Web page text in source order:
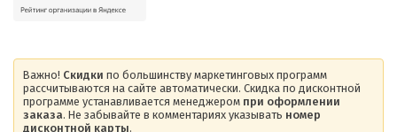
Важно! Скидки по большинству маркетинговых программ
рассчитываются на сайте автоматически. Скидка по дисконтной
программе устанавливается менеджером при оформлении
заказа. Не забывайте в комментариях указывать номер
дисконтной карты.